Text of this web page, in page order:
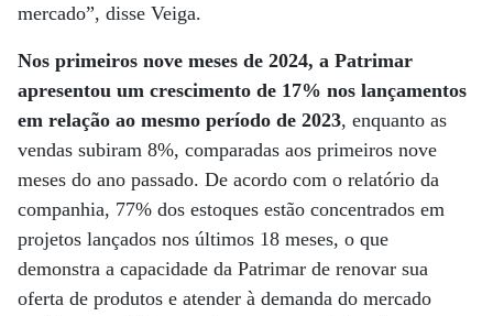
mercado”, disse Veiga.
Nos primeiros nove meses de 2024, a Patrimar
apresentou um crescimento de 17% nos lançamentos
em relação ao mesmo período de 2023, enquanto as
vendas subiram 8%, comparadas aos primeiros nove
meses do ano passado. De acordo com o relatório da
companhia, 77% dos estoques estão concentrados em
projetos lançados nos últimos 18 meses, o que
demonstra a capacidade da Patrimar de renovar sua
oferta de produtos e atender à demanda do mercado